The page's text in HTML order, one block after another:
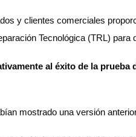
y clientes comerciales
Tecnológica (TRL)
al éxito de la
mostrado una versión